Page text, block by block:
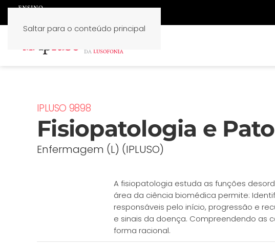
Saltar para o conteúdo principal
IPLUSO 9898
Fisiopatologia e
Enfermagem (L) (IPLUSO)
A fisiopatologia estuda as funções
área da ciência biomédica permite:
responsáveis pelo início, progressão e
e sinais da doença. Compreendendo as
forma racional.